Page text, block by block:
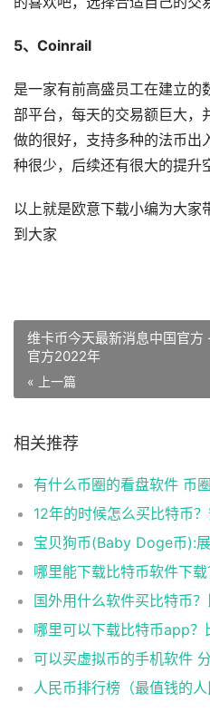
5、Coinrail
是一家有前高盛员工在建立的
部平台，每天的交易额巨大，
做的很好，支持多种的法币出
种很少，后续还有很大的提升
以上就是欧意下载小编为大
到大家
维卡币今天最新消息中国官
官方2022年
« 上一篇
相关推荐
有什么币圈的看盘软件 币
宝贝狗币(Baby Doge币):
国外用什么软件买比特币
哪里可以下载比特币app？
可以买虚拟币的手机软件
人民币排行榜（最值钱的